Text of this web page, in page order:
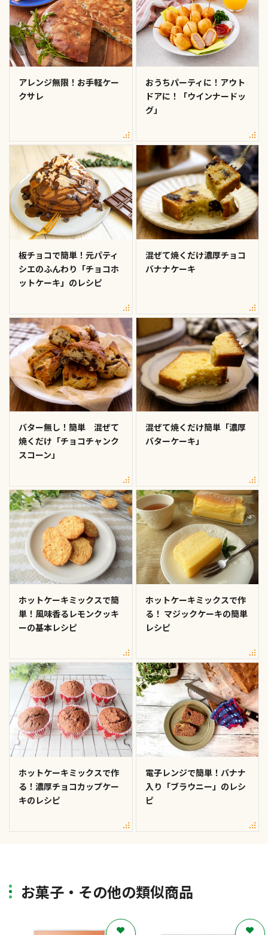
アレンジ無限！お手軽ケー
クサレ
おうちパーティに！アウト
ドアに！「ウインナードッ
グ」
板チョコで簡単！元パティ
シエのふんわり「チョコホ
ットケーキ」のレシピ
混ぜて焼くだけ濃厚チョコ
バナナケーキ
バター無し！簡単 混ぜて
焼くだけ「チョコチャンク
スコーン」
混ぜて焼くだけ簡単「濃厚
バターケーキ」
ホットケーキミックスで簡
単！風味香るレモンクッキ
ーの基本レシピ
ホットケーキミックスで作
る！ マジックケーキの簡単
レシピ
ホットケーキミックスで作
る！濃厚チョコカップケー
キのレシピ
電子レンジで簡単！バナナ
入り「ブラウニー」のレシ
ピ
お菓子・その他の類似商品